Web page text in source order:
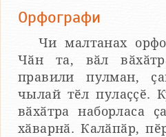
Орфографи
Чи малтанах
Чӑн та, вӑл
правили пулман,
чылай тӗл пулаҫҫӗ.
вӑхӑтра наборласа
хӑварнӑ. Калӑпӑр,